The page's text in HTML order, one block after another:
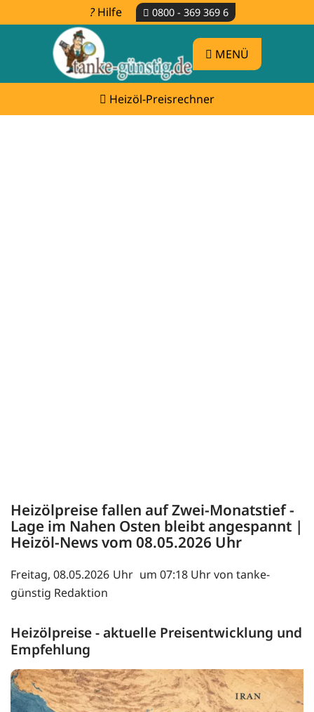
Hilfe 0800 - 369 369 6
MENÜ
Heizöl-Preisrechner
Heizölpreise fallen auf Zwei-Monatstief -
Lage im Nahen Osten bleibt angespannt |
Heizöl-News vom 08.05.2026
Freitag, 08.05.2026
um 07:18 Uhr von tanke-
günstig Redaktion
Heizölpreise - aktuelle Preisentwicklung und
Empfehlung